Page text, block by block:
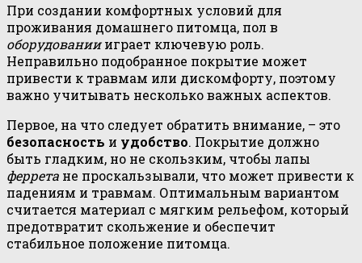
При создании комфортных условий для
проживания домашнего питомца, пол в
оборудованиииграет ключевую роль.
Неправильно подобранное покрытие может
привести к травмам или дискомфорту, поэтому
важно учитывать несколько важных аспектов.
Первое, на что следует обратить внимание, – это
безопасность и удобство. Покрытие должно
быть гладким, но не скользким, чтобы лапы
феррета не проскальзывали, что может привести к
падениям и травмам. Оптимальным вариантом
считается материал с мягким рельефом, который
предотвратит скольжение и обеспечит
стабильное положение питомца.